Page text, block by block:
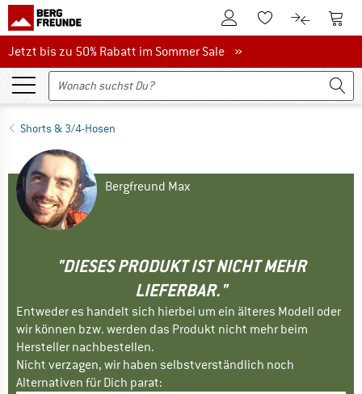
Zum KundenkontoZum Merkzettel.
Zum Zum
Jetzt bis zu 50% Rabatt im Sommer Sale
Jetzt bis zu 50% Rabatt im Sommer Sale »
Shorts & 3/4-Hosen
Bergfreund Max
"DIESES PRODUKT IST NICHT MEHR
LIEFERBAR."
Entweder es handelt sich hierbei um ein älteres Modell oder
wir können bzw. werden das Produkt nicht mehr beim
Hersteller nachbestellen.
Nicht verzagen, wir haben selbstverständlich noch
Alternativen für Dich parat: